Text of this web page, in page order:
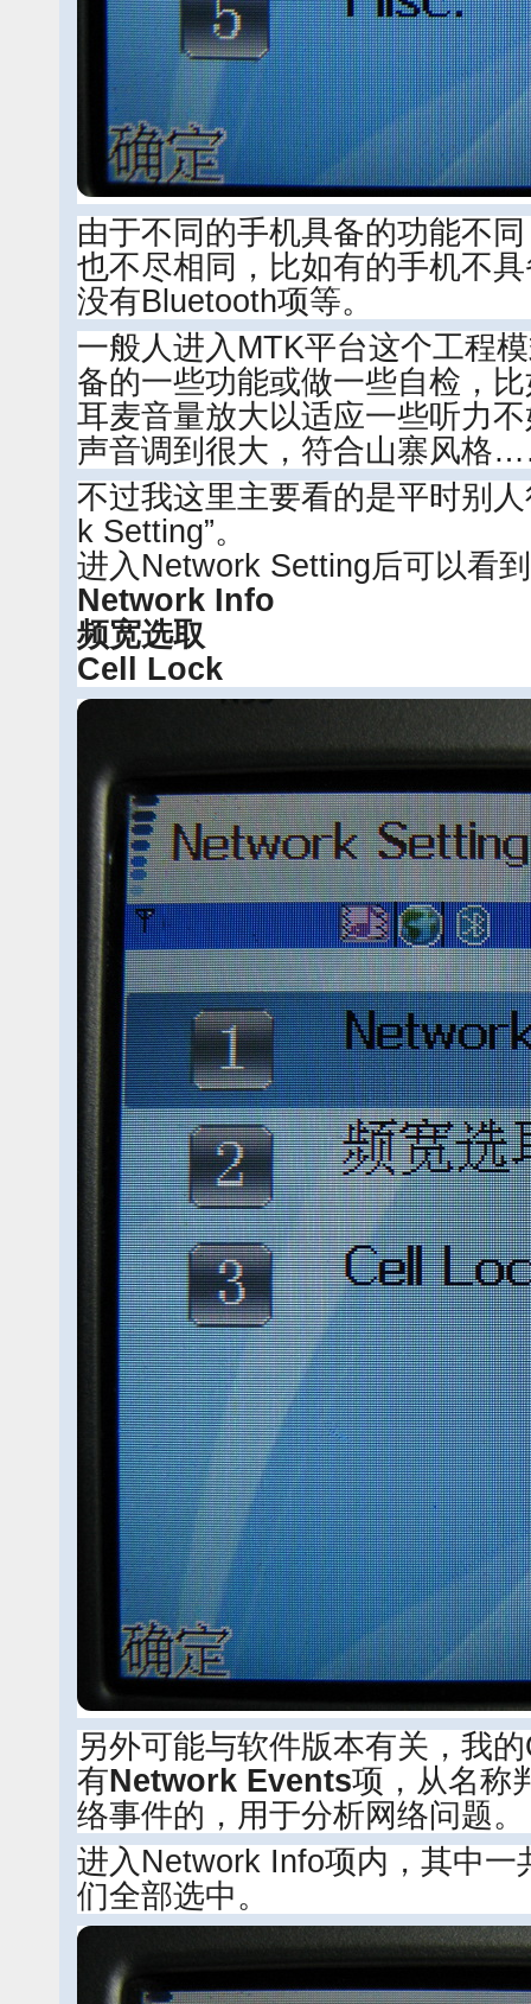
由于不同的手机具备的功能不
也不尽相同，比如有的手机不
没有Bluetooth项等。
一般人进入MTK平台这个工程
备的一些功能或做一些自检，
耳麦音量放大以适应一些听力
声音调到很大，符合山寨风格
不过我这里主要看的是平时别
k Setting”。
进入Network Setting后可以看
Network Info
频宽选取
Cell Lock
另外可能与软件版本有关，我
有Network Events项，从名称
络事件的，用于分析网络问题。
进入Network Info项内，其中一
们全部选中。